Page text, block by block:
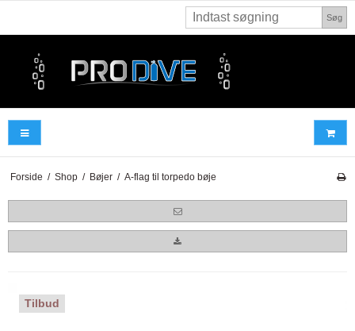
Søg
Forside / Shop / Bøjer / A-flag til torpedo bøje
Tilbud